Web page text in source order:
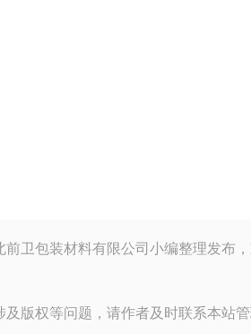
前卫包装材料有限公司小编整理发布
版权等问题，请作者及时联系本站